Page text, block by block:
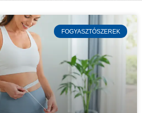
FOGYASZTÓSZEREK